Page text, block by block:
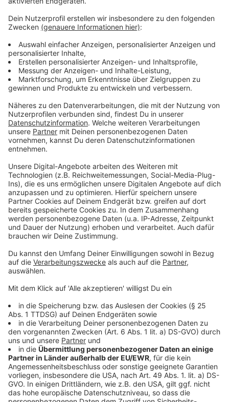
Anzeige
Deshalb fordert der ADFC den Radweg auf der Straße
sofort zurück. Ursprünglich wurde der provisorische
Radweg eingerichtet, weil der Radweg am Rheinufer
gesperrt war.
Mehr Infos und Links zu dem Thema:
Anzeige
Promillegrenze für Radfahrende: ADFC fordert
Senkung
Knotenpunkte: Radleitsystem in Düsseldorf ist
vollständig
Ab April können wir uns für das Stadtradeln anmelden
Anzeige
Folge uns für mehr News & Updates:
Anzeige
Instagram|Facebook| WhatsApp-Kanal
Anzeige